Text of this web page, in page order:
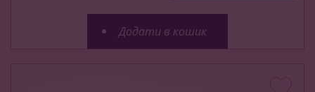
Додати в кошик